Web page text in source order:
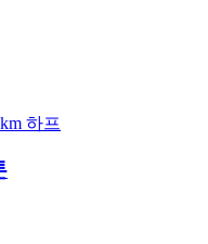
하프